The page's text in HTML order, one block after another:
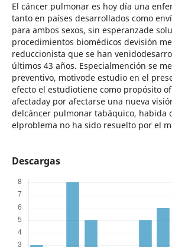
El cáncer pulmonar es hoy día una
tanto en países desarrollados como
para ambos sexos, sin esperanzade
procedimientos biomédicos devisión
reduccionista que se han
últimos 43 años. Especialmención se
preventivo, motivode estudio en el
efecto el estudiotiene como propósito
afectaday por afectarse una nueva
delcáncer pulmonar tabáquico, habida
elproblema no ha sido resuelto por el
Descargas